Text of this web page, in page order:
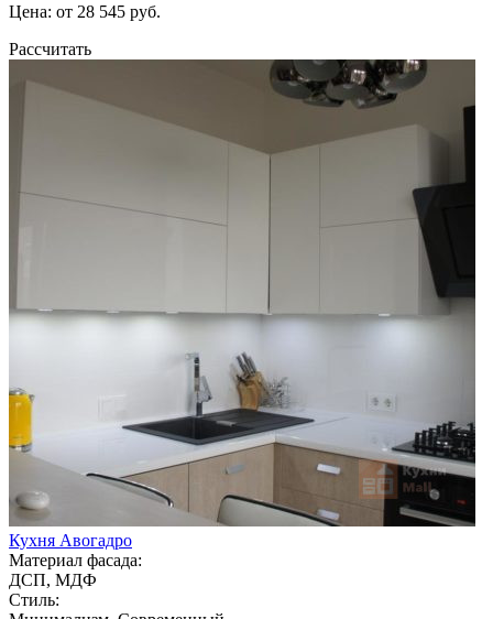
Цена: от 28 545 руб.
Рассчитать
Кухня Авогадро
Материал фасада:
ДСП, МДФ
Стиль: